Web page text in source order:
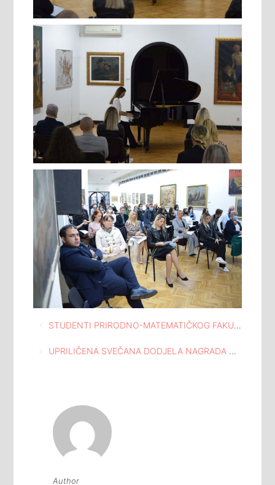
Navigacija
članaka
STUDENTI PRIRODNO-MATEMATIČKOG FAKULTETA UNIVERZITETA U TUZLI, ODSJEK: GEOGRAFIJA, POSJETILI MEĐUNARODNU GALERIJU PORTRETA TUZLA
UPRILIČENA SVEČANA DODJELA NAGRADA AUTORIMA NAJBOLJIH LITERARNIH RADOVA KOJE DODJELJUJE SABNOR TK POVODOM 9.MAJA
Author